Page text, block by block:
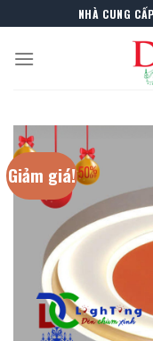
to
content
NHÀ CUNG
Giảm giá!